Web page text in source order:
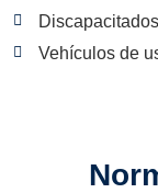
Vehículos de